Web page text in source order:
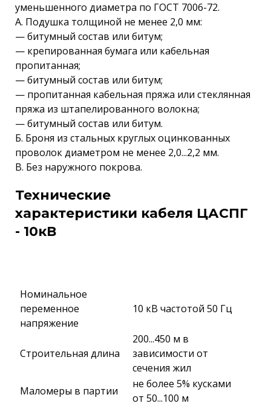
уменьшенного диаметра по ГОСТ 7006-72.
А. Подушка толщиной не менее 2,0 мм:
— битумный состав или битум;
— крепированная бумага или кабельная
пропитанная;
— битумный состав или битум;
— пропитанная кабельная пряжа или стеклянная
пряжа из штапелированного волокна;
— битумный состав или битум.
Б. Броня из стальных круглых оцинкованных
проволок диаметром не менее 2,0...2,2 мм.
В. Без наружного покрова.
Технические
характеристики кабеля ЦАСПГ
- 10кВ
Номинальное
переменное
напряжение
10 кВ частотой 50 Гц
Строительная длина
200...450 м в
зависимости от
сечения жил
Маломеры в партии
не более 5% кусками
от 50...100 м